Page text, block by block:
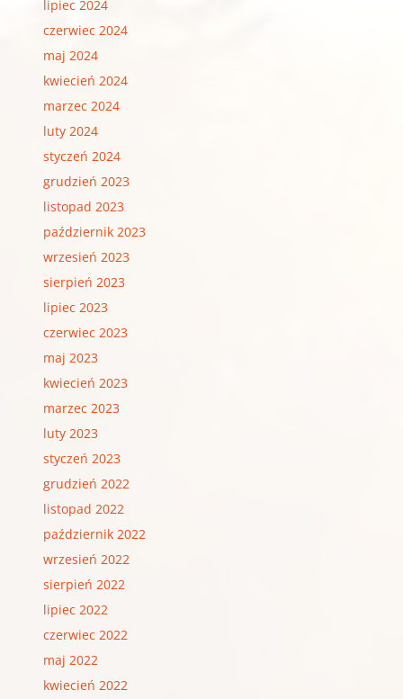
lipiec 2024
czerwiec 2024
maj 2024
kwiecień 2024
marzec 2024
luty 2024
styczeń 2024
grudzień 2023
listopad 2023
październik 2023
wrzesień 2023
sierpień 2023
lipiec 2023
czerwiec 2023
maj 2023
kwiecień 2023
marzec 2023
luty 2023
styczeń 2023
grudzień 2022
listopad 2022
październik 2022
wrzesień 2022
sierpień 2022
lipiec 2022
czerwiec 2022
maj 2022
kwiecień 2022